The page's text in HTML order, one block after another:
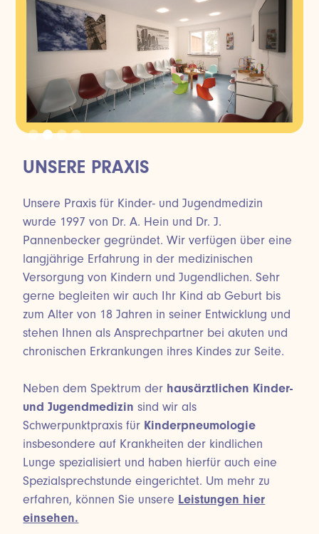
UNSERE PRAXIS
Unsere Praxis für Kinder- und Jugendmedizin
wurde 1997 von Dr. A. Hein und Dr. J.
Pannenbecker gegründet. Wir verfügen über eine
langjährige Erfahrung in der medizinischen
Versorgung von Kindern und Jugendlichen. Sehr
gerne begleiten wir auch Ihr Kind ab Geburt bis
zum Alter von 18 Jahren in seiner Entwicklung und
stehen Ihnen als Ansprechpartner bei akuten und
chronischen Erkrankungen ihres Kindes zur Seite.
Neben dem Spektrum der hausärztlichen Kinder-
und Jugendmedizin sind wir als
Schwerpunktpraxis für Kinderpneumologie
insbesondere auf Krankheiten der kindlichen
Lunge spezialisiert und haben hierfür auch eine
Spezialsprechstunde eingerichtet. Um mehr zu
erfahren, können Sie unsere Leistungen hier
einsehen.
Slide 2 of 4.